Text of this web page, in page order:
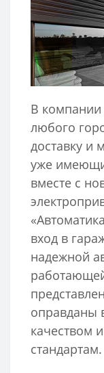
В компании
любого
доставку и
уже
вместе с
вход в
надежной
оправданы
качеством
стандартам.